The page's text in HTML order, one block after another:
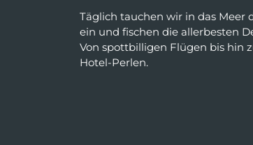
Täglich tauchen wir in das Meer
ein und fischen die allerbesten
Von spottbilligen Flügen bis hin
Hotel-Perlen.